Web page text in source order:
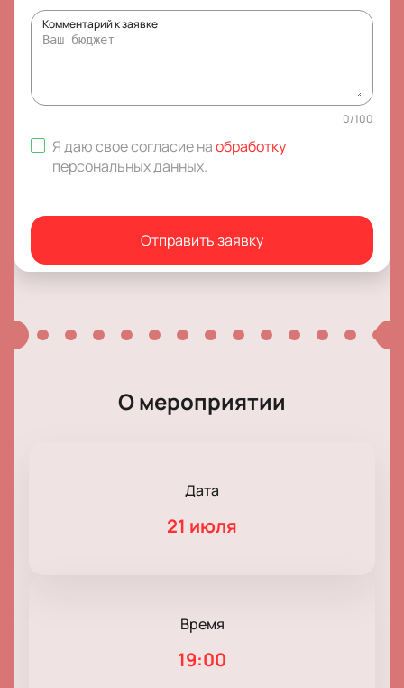
Комментарий к заявке
0/100
Я даю свое согласие наобработку
персональных данных.
Отправить заявку
О мероприятии
Дата
21 июля
Время
19:00